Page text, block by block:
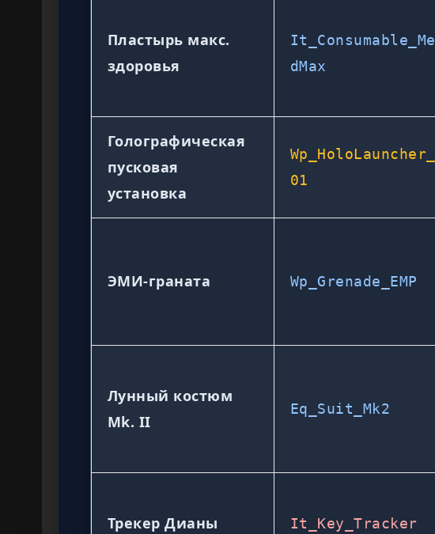
Пластырь макс.
здоровья
It_Consumable_Me
dMax
Голографическая
пусковая
установка
Wp_HoloLauncher_
01
ЭМИ-граната Wp_Grenade_EMP
Лунный костюм
Mk. II
Eq_Suit_Mk2
Трекер Дианы It_Key_Tracker